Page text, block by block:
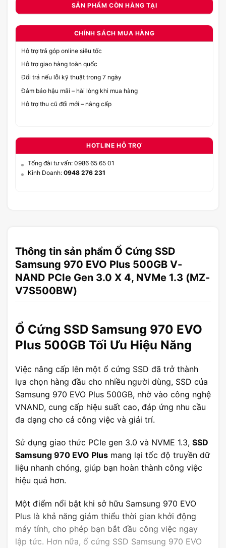
SẢN PHẨM CÒN HÀNG TẠI
CHÍNH SÁCH MUA HÀNG
Hỗ trợ trả góp online siêu tốc
Hỗ trợ giao hàng toàn quốc
Đổi trả nếu lỗi kỹ thuật trong 7 ngày
Đảm bảo hậu mãi – hài lòng khi mua hàng
Hỗ trợ thu cũ đổi mới – nâng cấp
HOTLINE HỖ TRỢ
Tổng đài tư vấn: 0986 65 65 01
Kinh Doanh: 0948 276 231
Thông tin sản phẩm Ổ Cứng SSD
Samsung 970 EVO Plus 500GB V-
NAND PCIe Gen 3.0 X 4, NVMe 1.3 (MZ-
V7S500BW)
Ổ Cứng SSD Samsung 970 EVO
Plus 500GB Tối Ưu Hiệu Năng
Việc nâng cấp lên một ổ cứng SSD đã trở thành
lựa chọn hàng đầu cho nhiều người dùng, SSD của
Samsung 970 EVO Plus 500GB, nhờ vào công nghệ
VNAND, cung cấp hiệu suất cao, đáp ứng nhu cầu
đa dạng cho cả công việc và giải trí.
Sử dụng giao thức PCIe gen 3.0 và NVME 1.3, SSD
Samsung 970 EVO Plus mang lại tốc độ truyền dữ
liệu nhanh chóng, giúp bạn hoàn thành công việc
hiệu quả hơn.
Một điểm nổi bật khi sở hữu Samsung 970 EVO
Plus là khả năng giảm thiểu thời gian khởi động
máy tính, cho phép bạn bắt đầu công việc ngay
lập tức. Hơn nữa, ổ cứng SSD Samsung 970 EVO